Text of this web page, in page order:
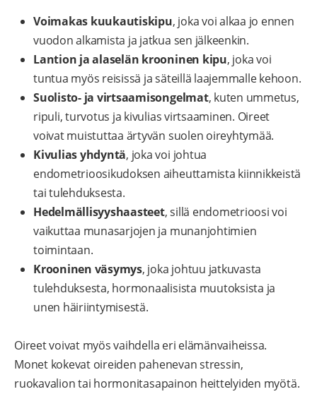
Voimakas kuukautiskipu, joka voi alkaa jo ennen
vuodon alkamista ja jatkua sen jälkeenkin.
Lantion ja alaselän krooninen kipu, joka voi
tuntua myös reisissä ja säteillä laajemmalle kehoon.
Suolisto- ja virtsaamisongelmat, kuten ummetus,
ripuli, turvotus ja kivulias virtsaaminen. Oireet
voivat muistuttaa ärtyvän suolen oireyhtymää.
Kivulias yhdyntä, joka voi johtua
endometrioosikudoksen aiheuttamista kiinnikkeistä
tai tulehduksesta.
Hedelmällisyyshaasteet, sillä endometrioosi voi
vaikuttaa munasarjojen ja munanjohtimien
toimintaan.
Krooninen väsymys, joka johtuu jatkuvasta
tulehduksesta, hormonaalisista muutoksista ja
unen häiriintymisestä.
Oireet voivat myös vaihdella eri elämänvaiheissa.
Monet kokevat oireiden pahenevan stressin,
ruokavalion tai hormonitasapainon heittelyiden myötä.